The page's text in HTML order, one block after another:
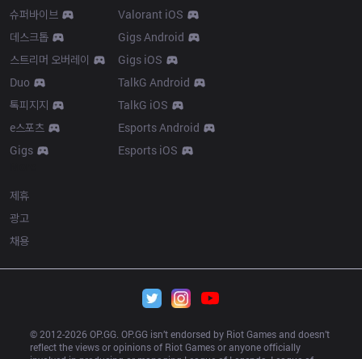
슈퍼바이브
데스크톱
스트리머 오버레이
Duo
톡피지지
e스포츠
Gigs
Valorant iOS
Gigs Android
Gigs iOS
TalkG Android
TalkG iOS
Esports Android
Esports iOS
제휴
광고
채용
© 2012-2026 OP.GG. OP.GG isn’t endorsed by Riot Games and doesn’t
reflect the views or opinions of Riot Games or anyone officially